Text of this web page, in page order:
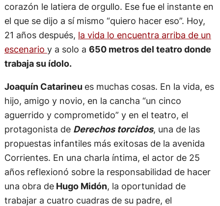
corazón le latiera de orgullo. Ese fue el instante en
el que se dijo a sí mismo “quiero hacer eso”. Hoy,
21 años después, la vida lo encuentra arriba de un
escenario y a solo a 650 metros del teatro donde
trabaja su ídolo.
Joaquín Catarineu es muchas cosas. En la vida, es
hijo, amigo y novio, en la cancha “un cinco
aguerrido y comprometido” y en el teatro, el
protagonista de Derechos torcidos, una de las
propuestas infantiles más exitosas de la avenida
Corrientes. En una charla íntima, el actor de 25
años reflexionó sobre la responsabilidad de hacer
una obra deHugo Midón, la oportunidad de
trabajar a cuatro cuadras de su padre, el